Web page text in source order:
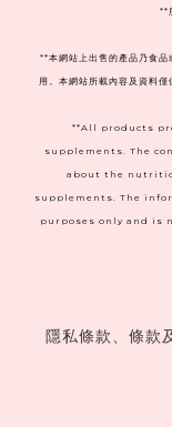
**
**本網站上出售的產品乃食品
用。本網站所載內容及資料
**All products
supplements. The
about the
supplements. The
purposes only and is
隱私條款、條款